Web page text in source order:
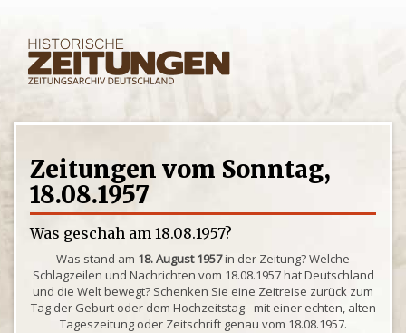
Zeitungen vom Sonntag,
18.08.1957
Was geschah am 18.08.1957?
Was stand am 18. August 1957in der Zeitung? Welche
Schlagzeilen und Nachrichten vom 18.08.1957 hat Deutschland
und die Welt bewegt? Schenken Sie eine Zeitreise zurück zum
Tag der Geburt oder dem Hochzeitstag - mit einer echten, alten
Tageszeitung oder Zeitschrift genau vom 18.08.1957.